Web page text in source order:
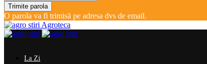
O parola va fi trimisă pe adresa dvs de email.
Agroteca
La Zi